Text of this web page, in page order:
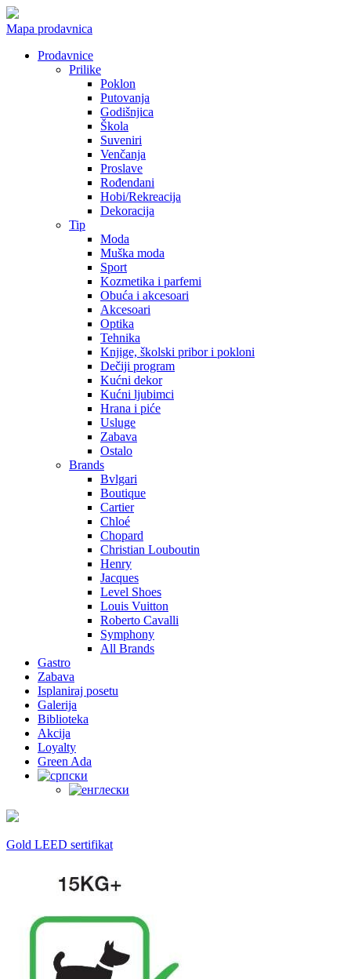
Mapa prodavnica
Prodavnice
Prilike
Poklon
Putovanja
Godišnjica
Škola
Suveniri
Venčanja
Proslave
Rođendani
Hobi/Rekreacija
Dekoracija
Tip
Moda
Muška moda
Sport
Kozmetika i parfemi
Obuća i akcesoari
Akcesoari
Optika
Tehnika
Knjige, školski pribor i pokloni
Dečiji program
Kućni dekor
Kućni ljubimci
Hrana i piće
Usluge
Zabava
Ostalo
Brands
Bvlgari
Boutique
Cartier
Chloé
Chopard
Christian Louboutin
Henry
Jacques
Level Shoes
Louis Vuitton
Roberto Cavalli
Symphony
All Brands
Gastro
Zabava
Isplaniraj posetu
Galerija
Biblioteka
Akcija
Loyalty
Green Ada
Gold LEED sertifikat